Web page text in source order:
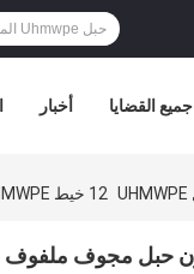
أخبار جميع القضايا
12 خيط UHMWPE ملون حبل مجوف ملفوف لسحب 32 ملم